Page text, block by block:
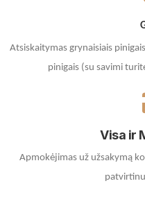
Atsiskaitymas grynaisiais
pinigais (su savimi
Visa ir
Apmokėjimas už užsakymą